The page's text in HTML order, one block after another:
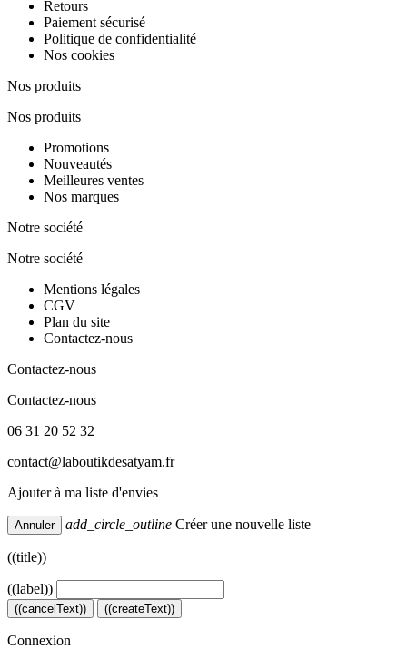
Retours
Paiement sécurisé
Politique de confidentialité
Nos cookies
Nos produits
Nos produits
Promotions
Nouveautés
Meilleures ventes
Nos marques
Notre société
Notre société
Mentions légales
CGV
Plan du site
Contactez-nous
Contactez-nous
Contactez-nous
06 31 20 52 32
contact@laboutikdesatyam.fr
Ajouter à ma liste d'envies
Annuler add_circle_outline Créer une nouvelle liste
((title))
((label))
((cancelText)) ((createText))
Connexion